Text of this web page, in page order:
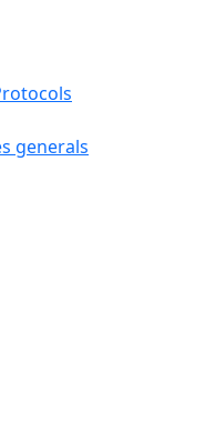
generals